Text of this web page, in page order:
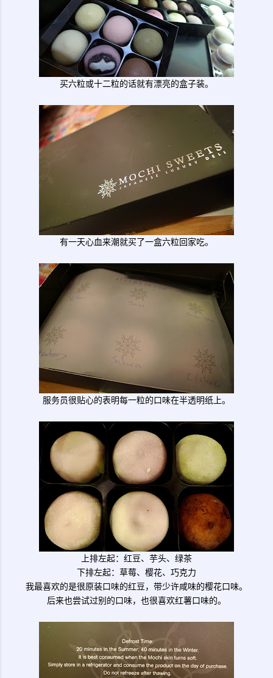
买六粒或十二粒的话就有漂亮的盒子装。
有一天心血来潮就买了一盒六粒回家吃。
服务员很贴心的表明每一粒的口味在半透明纸上。
上排左起：红豆、芋头、绿茶
下排左起：草莓、樱花、巧克力
我最喜欢的是很原装口味的红豆，带少许咸味的樱花口味。
后来也尝试过别的口味，也很喜欢红薯口味的。